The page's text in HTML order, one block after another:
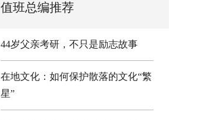
值班总编推荐
44岁父亲考研，不只是励志故事
在地文化：如何保护散落的文化“繁
星”